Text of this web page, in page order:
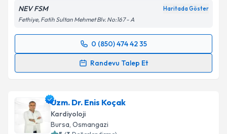
NEV FSM Haritada Göster
Fethiye, Fatih Sultan Mehmet Blv. No:167 - A
0 (850) 474 42 35
Randevu Talep Et
Randevu Takvimi Talebi
takvim hazırlandığında e-posta ile bilgilendireceğiz.
E-posta Adresiniz
Uzm. Dr. Enis Koçak
Kardiyoloji
Bursa, Osmangazi